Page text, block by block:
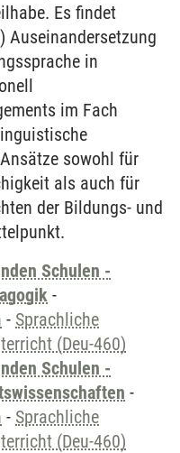
Es findet
Auseinandersetzung
in
im Fach
sowohl für
als auch für
der Bildungs- und
Schulen -
-
- Sprachliche
(Deu-460)
Schulen -
-
- Sprachliche
(Deu-460)